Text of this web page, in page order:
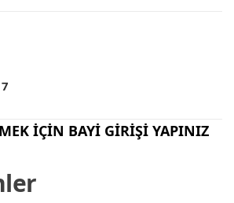
İÇİN BAYİ GİRİŞİ YAPINIZ